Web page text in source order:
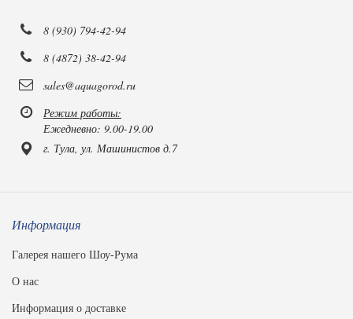
8 (930) 794-42-94
8 (4872) 38-42-94
sales@aquagorod.ru
Режим работы:
Ежедневно: 9.00-19.00
г. Тула, ул. Машинистов д.7
Информация
Галерея нашего Шоу-Рума
О нас
Информация о доставке